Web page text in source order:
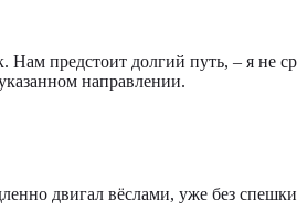
предстоит долгий путь, – я не
направлении.
двигал вёслами, уже без